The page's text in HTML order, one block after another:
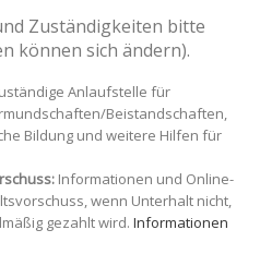
Zuständigkeiten bitte
können sich ändern).
Anlaufstelle für
Beistandschaften,
Bildung und weitere Hilfen für
Informationen und Online-
wenn Unterhalt nicht,
gezahlt wird. Informationen